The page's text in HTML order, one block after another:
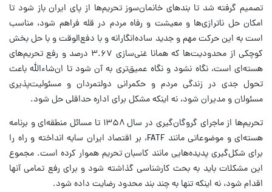
تصمیم گرفته شد تا بند‌های خانما‌ن‌سوز تحریم‌ها از پای ایران باز شود تا
امکان حل ناترازی‌ها و معیشت و رفاه مردم در قله فراهم شود، مناسب
است به این حرکت مهم و جدید ساده‌انگارانه و با دفع‌الوقت و با حل بخش
کوچکی از محدودیت‌ها که همانا غنی‌سازی ۳.۶۷ درصد و رفع تحریم‌های
هسته‌ای است، نگاه نشود و نگاه عمیق‌تری به آن شود تا ان‌شاءالله باعث
تحول جدی در زندگی مردم و حکمرانی دولتمردان و مسئولیت‌پذیری
مسئولان و مدیران شود، نه اینکه مشکل برای اداره حداقلی حل شود.
تحریم‌ها از ماجرای گروگان‌گیری در سال ۱۳۵۸ تا مسائل منطقه‌ای و برنامه
هسته‌ای و موضوعاتی مانند FATF، بر اقتصاد ایران سایه انداخته و راه را
برای شکل‌گیری پدیده‌هایی مانند کاسبان تحریم هموار کرده است. مجموع
این مشکلات باید به بحث کارشناسی گذاشته شود و برای رفع تمامی آنها
اقدام شود، نه اینکه تنها به چند بند محدود رضایت داده شود.